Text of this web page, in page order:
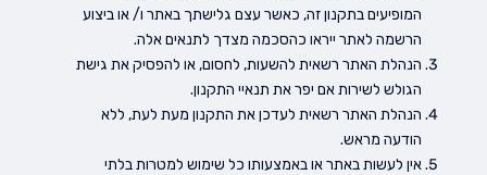
המופיעים בתקנון זה, כאשר עצם גלישתך באתר ו/ או ביצוע
הרשמה לאתר ייראו כהסכמה מצדך לתנאים אלה.
הנהלת האתר רשאית להשעות, לחסום, או להפסיק את גישת
הגולש לשירות אם יפר את תנאיי התקנון.
הנהלת האתר רשאית לעדכן את התקנון מעת לעת, ללא
הודעה מראש.
אין לעשות באתר או באמצעותו כל שימוש למטרות בלתי